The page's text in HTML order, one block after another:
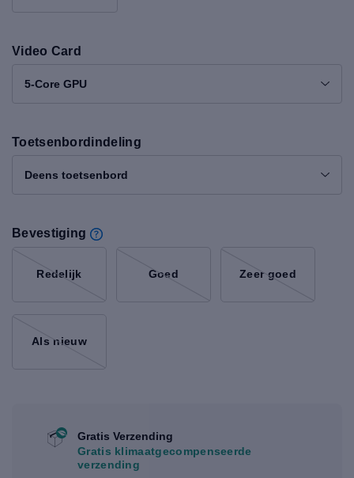
Video Card
5-Core GPU
Toetsenbordindeling
Deens toetsenbord
Bevestiging
Redelijk Goed Zeer goed
Als nieuw
Gratis Verzending
Gratis klimaatgecompenseerde
verzending